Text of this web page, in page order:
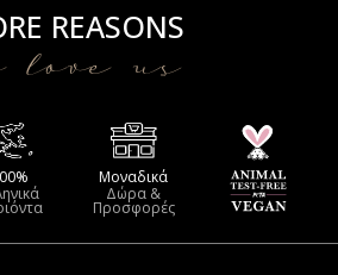
REASONS
love us
Μοναδικά
Δώρα &
Προσφορές